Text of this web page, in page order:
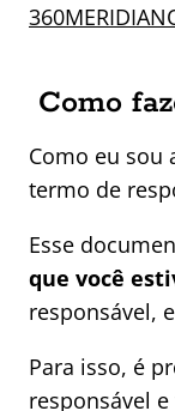
Como
Como eu sou
termo de
Esse
que você
responsável,
Para isso, é
responsável